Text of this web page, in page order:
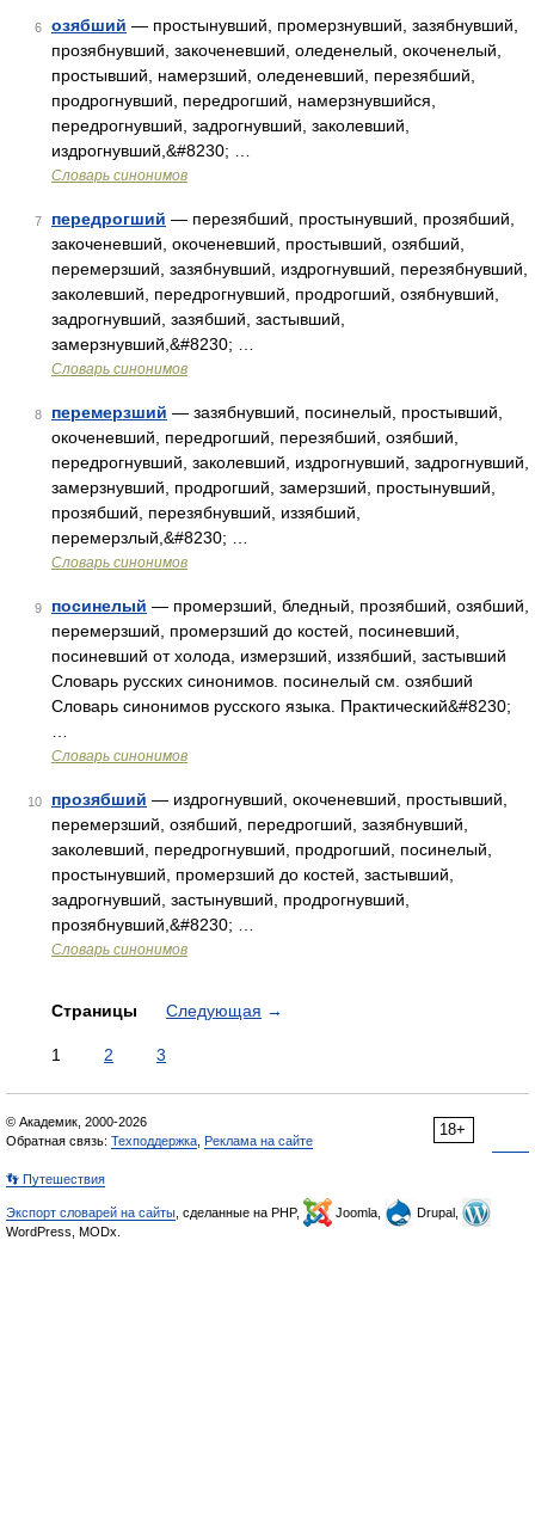
6 озябший — простынувший, промерзнувший, зазябнувший,
прозябнувший, закоченевший, оледенелый, окоченелый,
простывший, намерзший, оледеневший, перезябший,
продрогнувший, передрогший, намерзнувшийся,
передрогнувший, задрогнувший, заколевший,
издрогнувший,&#8230; …
Словарь синонимов
7 передрогший — перезябший, простынувший, прозябший,
закоченевший, окоченевший, простывший, озябший,
перемерзший, зазябнувший, издрогнувший, перезябнувший,
заколевший, передрогнувший, продрогший, озябнувший,
задрогнувший, зазябший, застывший,
замерзнувший,&#8230; …
Словарь синонимов
8 перемерзший — зазябнувший, посинелый, простывший,
окоченевший, передрогший, перезябший, озябший,
передрогнувший, заколевший, издрогнувший, задрогнувший,
замерзнувший, продрогший, замерзший, простынувший,
прозябший, перезябнувший, иззябший,
перемерзлый,&#8230; …
Словарь синонимов
9 посинелый — промерзший, бледный, прозябший, озябший,
перемерзший, промерзший до костей, посиневший,
посиневший от холода, измерзший, иззябший, застывший
Словарь русских синонимов. посинелый см. озябший
Словарь синонимов русского языка. Практический&#8230;
Словарь синонимов
10 прозябший — издрогнувший, окоченевший, простывший,
перемерзший, озябший, передрогший, зазябнувший,
заколевший, передрогнувший, продрогший, посинелый,
простынувший, промерзший до костей, застывший,
задрогнувший, застынувший, продрогнувший,
прозябнувший,&#8230; …
Словарь синонимов
Страницы Следующая →
1 2 3
18+
© Академик, 2000-2026
Обратная связь: Техподдержка Реклама на сайте
👣 Путешествия
Экспорт словарей на сайты , сделанные на PHP, Joomla,
Drupal,
WordPress, MODx.